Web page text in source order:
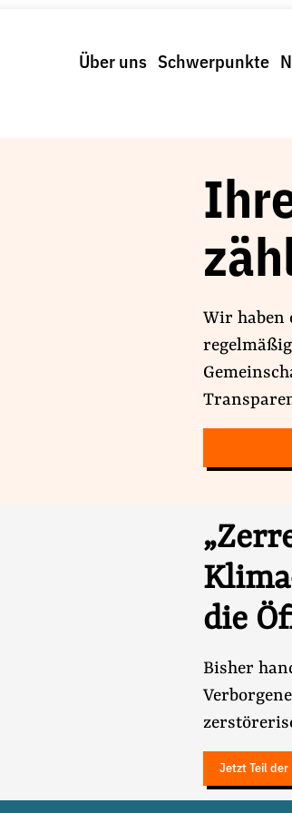
Über uns Schwerpunkte
Wir haben
die
Bisher
Jetzt Teil der